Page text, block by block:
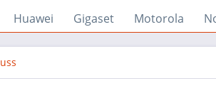
Huawei Gigaset Motorola